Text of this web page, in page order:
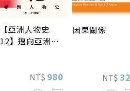
【亞洲人物史
12】邁向亞洲世
NT$ 980
因果關係
NT$